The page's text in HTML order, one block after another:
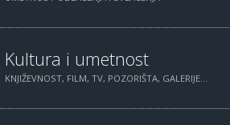
Kultura i umetnost
KNJIŽEVNOST, FILM, TV, POZORIŠTA, GALERIJE...